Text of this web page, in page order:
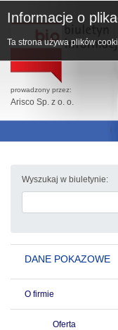
prowadzony przez:
Arisco Sp. z o. o.
Wyszukaj w biuletynie:
DANE POKAZOWE
O firmie
Oferta
Informacje o
Ta strona używa plików